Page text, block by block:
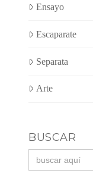
Ensayo
Escaparate
Separata
Arte
BUSCAR
Buscar: